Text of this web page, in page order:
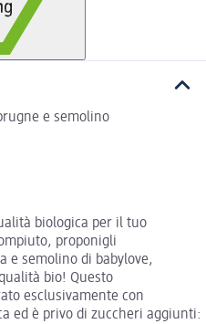
e semolino
biologica per il tuo
proponigli
e semolino di babylove,
bio! Questo
esclusivamente con
ed è privo di zuccheri aggiunti: